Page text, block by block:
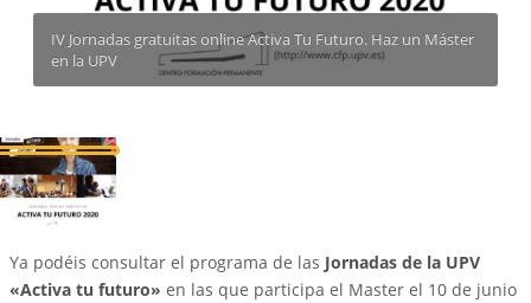
IV Jornadas gratuitas online Activa Tu Futuro. Haz un Máster
en la UPV
Ya podéis consultar el programa de las Jornadas de la UPV
«Activa tu futuro» en las que participa el Master el 10 de junio